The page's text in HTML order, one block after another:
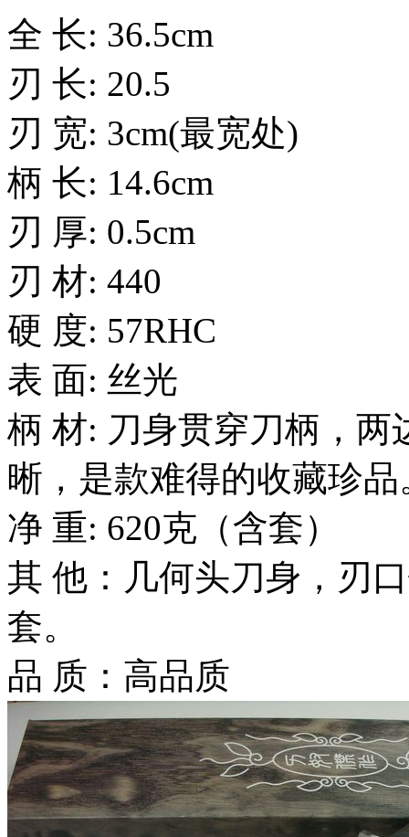
全 长: 36.5cm
刃 长: 20.5
刃 宽: 3cm(最宽处)
柄 长: 14.6cm
刃 厚: 0.5cm
刃 材: 440
硬 度: 57RHC
表 面: 丝光
柄 材: 刀身贯穿刀柄，两
晰，是款难得的收藏珍品
净 重: 620克（含套）
其 他：几何头刀身，刃
套。
品 质：高品质